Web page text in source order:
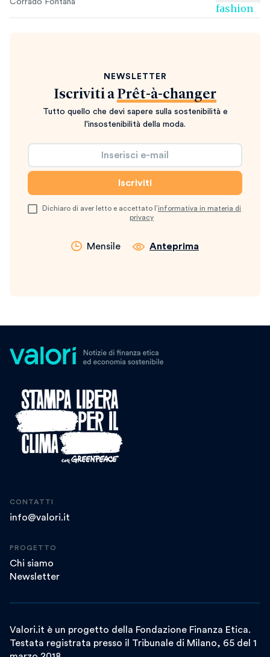
Corrado Fontana
NEWSLETTER
Iscriviti a Prêt-à-changer
Tutto quello che devi sapere sulla sostenibilità e
l'insostenibilità della moda.
Dichiaro di aver letto e accettato l’informativa in materia di
privacy
Mensile Anteprima
CONTATTI
info@valori.it
PROGETTO
Chi siamo
Newsletter
Valori.it è un progetto della Fondazione Finanza Etica.
Testata registrata presso il Tribunale di Milano, 65 del 1